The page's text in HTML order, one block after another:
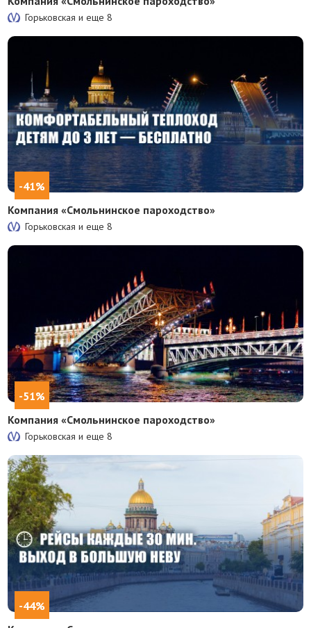
Горьковская и еще8
-41%
Компания «Смольнинское пароходство»
Горьковская и еще8
-51%
Компания «Смольнинское пароходство»
Горьковская и еще8
-44%